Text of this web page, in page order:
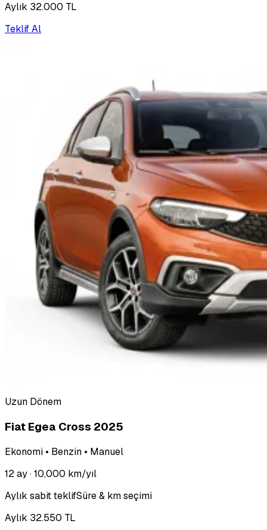
Aylık 32.000 TL
Teklif Al
Uzun Dönem
Fiat Egea Cross 2025
Ekonomi • Benzin • Manuel
12 ay· 10,000 km/yıl
Aylık sabit teklifSüre & km seçimi
Aylık 32.550 TL